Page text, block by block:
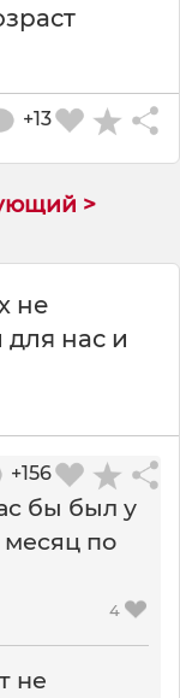
+13
>
не
нас и
+156
бы был у
по
4
не